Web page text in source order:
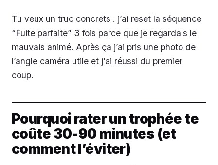
Tu veux un truc concrets : j’ai reset la séquence
“Fuite parfaite” 3 fois parce que je regardais le
mauvais animé. Après ça j’ai pris une photo de
l’angle caméra utile et j’ai réussi du premier
coup.
Pourquoi rater un trophée te
coûte 30-90 minutes (et
comment l’éviter)